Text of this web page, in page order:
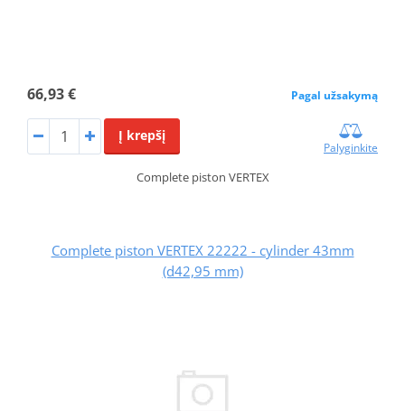
66,93 € Pagal užsakymą
Į krepšį
Palyginkite
Complete piston VERTEX
Complete piston VERTEX 22222 - cylinder 43mm
(d42,95 mm)